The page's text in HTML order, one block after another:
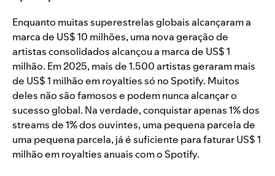
Enquanto muitas superestrelas globais alcançaram a
marca de US$ 10 milhões, uma nova geração de
artistas consolidados alcançou a marca de US$ 1
milhão. Em 2025, mais de 1.500 artistas geraram mais
de US$ 1 milhão em royalties só no Spotify. Muitos
deles não são famosos e podem nunca alcançar o
sucesso global. Na verdade, conquistar apenas 1% dos
streams de 1% dos ouvintes, uma pequena parcela de
uma pequena parcela, já é suficiente para faturar US$ 1
milhão em royalties anuais com o Spotify.